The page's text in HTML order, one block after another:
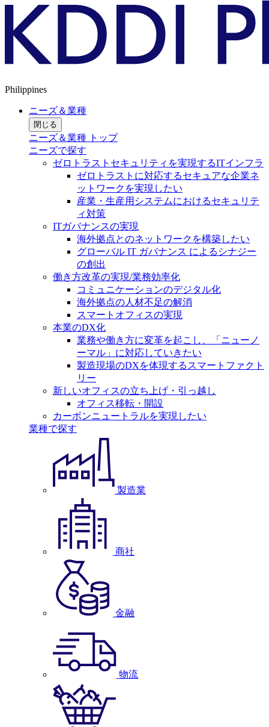
Philippines
ニーズ＆業種
閉じる
ニーズ＆業種 トップ
ニーズで探す
ゼロトラストセキュリティを実現するITインフラ
ゼロトラストに対応するセキュアな企業ネ
ットワークを実現したい
産業・生産用システムにおけるセキュリテ
ィ対策
ITガバナンスの実現
海外拠点とのネットワークを構築したい
グローバル IT ガバナンス によるシナジー
の創出
働き方改革の実現/業務効率化
コミュニケーションのデジタル化
海外拠点の人材不足の解消
スマートオフィスの実現
本業のDX化
業務や働き方に変革を起こし、「ニューノ
ーマル」に対応していきたい
製造現場のDXを体現するスマートファクト
リー
新しいオフィスの立ち上げ・引っ越し
オフィス移転・開設
カーボンニュートラルを実現したい
業種で探す
製造業
商社
金融
物流